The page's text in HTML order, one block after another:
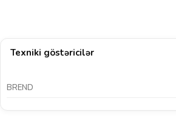
Texniki göstəricilər
BREND